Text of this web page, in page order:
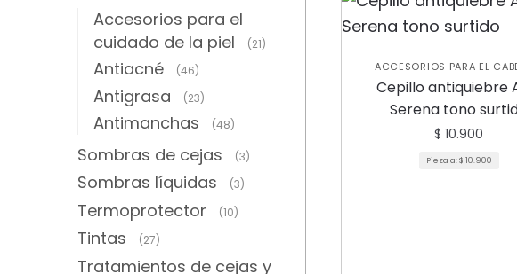
ACCESORIOS PARA EL
CUIDADO CAPILAR,
COLECCIÓN
Cepillo antiquiebre
Serena tono
$ 10.900
Pieza a:$ 10.900
Accesorios para el
cuidado de la piel
(21)
Antiacné (46)
Antigrasa (23)
Antimanchas (48)
Sombras de cejas (3)
Sombras líquidas (3)
Termoprotector (10)
Tintas (27)
Tratamientos de cejas y